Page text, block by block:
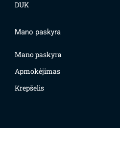
DUK
Mano paskyra
Mano paskyra
Apmokėjimas
Krepšelis